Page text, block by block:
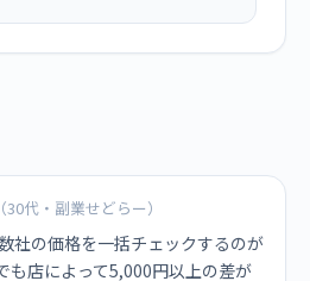
30代・副業せどらー）
社の価格を一括チェックするのが
も店によって5,000円以上の差が